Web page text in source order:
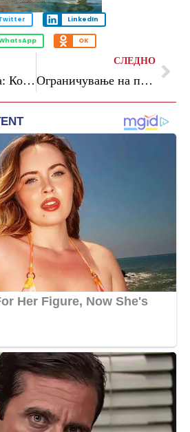
LinkedIn
OK
(Видео) Кузеска: Козметички реконструкции не нѐ интересираат, Мицкоски ја води државата кон изолација додека кражбата продолжува
СЛЕДНО
Ограничување на пловидбата за скутери и чамци на Охридското, Преспанското и Дојранското езеро